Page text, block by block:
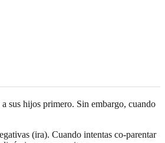
sus hijos primero. Sin embargo, cuando
(ira). Cuando intentas co-parentar